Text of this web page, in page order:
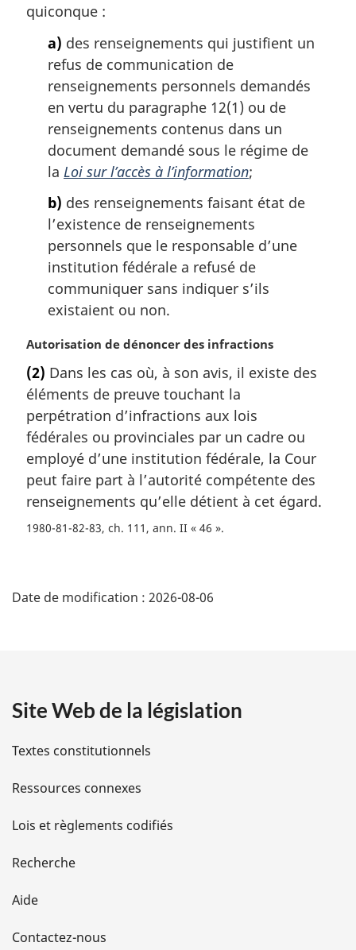
e
quiconque :
a) des renseignements qui justifient un
refus de communication de
renseignements personnels demandés
en vertu du paragraphe 12(1) ou de
renseignements contenus dans un
document demandé sous le régime de
la Loi sur l’accès à l’information;
b) des renseignements faisant état de
l’existence de renseignements
personnels que le responsable d’une
institution fédérale a refusé de
communiquer sans indiquer s’ils
existaient ou non.
N
t
e
m
a
g
i
n
l
Autorisation de dénoncer des infractions
(2) Dans les cas où, à son avis, il existe des
éléments de preuve touchant la
perpétration d’infractions aux lois
fédérales ou provinciales par un cadre ou
employé d’une institution fédérale, la Cour
peut faire part à l’autorité compétente des
renseignements qu’elle détient à cet égard.
1980-81-82-83, ch. 111, ann. II « 46 »
é
i
l
s
d
e
l
Date de modification : 2026-08-06
Site Web de la législation
Textes constitutionnels
Ressources connexes
Lois et règlements codifiés
Recherche
Aide
Contactez-nous